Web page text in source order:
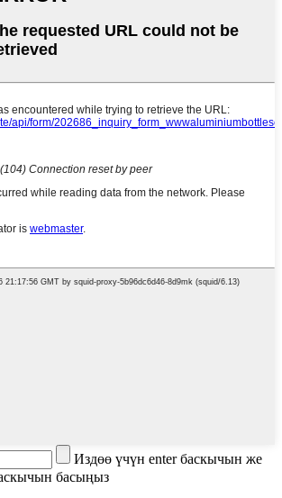
Издөө үчүн enter баскычын же
басыңыз